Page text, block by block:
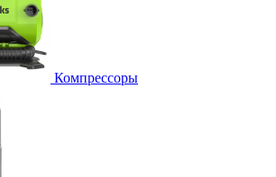
Компрессоры